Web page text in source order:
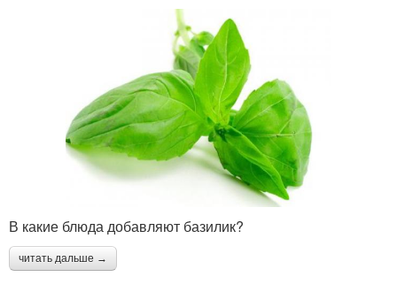
В какие блюда добавляют базилик?
читать дальше →